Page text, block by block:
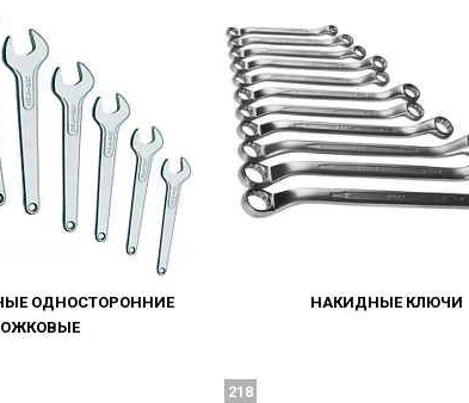
ОДНОСТОРОННИЕ
НАКИДНЫЕ КЛЮЧИ
218